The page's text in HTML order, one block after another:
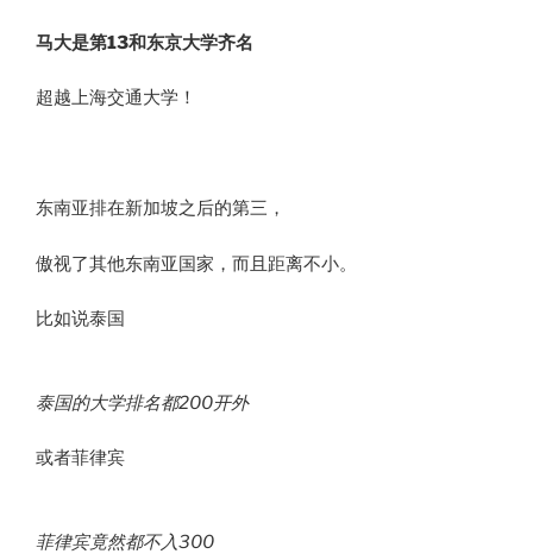
马大是第13和东京大学齐名
超越上海交通大学！
东南亚排在新加坡之后的第三，
傲视了其他东南亚国家，而且距离不小。
比如说泰国
泰国的大学排名都200开外
或者菲律宾
菲律宾竟然都不入300